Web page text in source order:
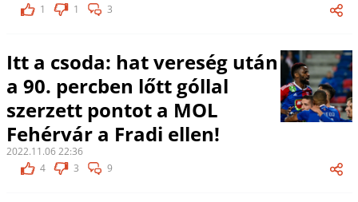
1
1 3
Itt a csoda: hat vereség után
a 90. percben lőtt góllal
szerzett pontot a MOL
Fehérvár a Fradi ellen!
2022.11.06 22:36
4
3 9